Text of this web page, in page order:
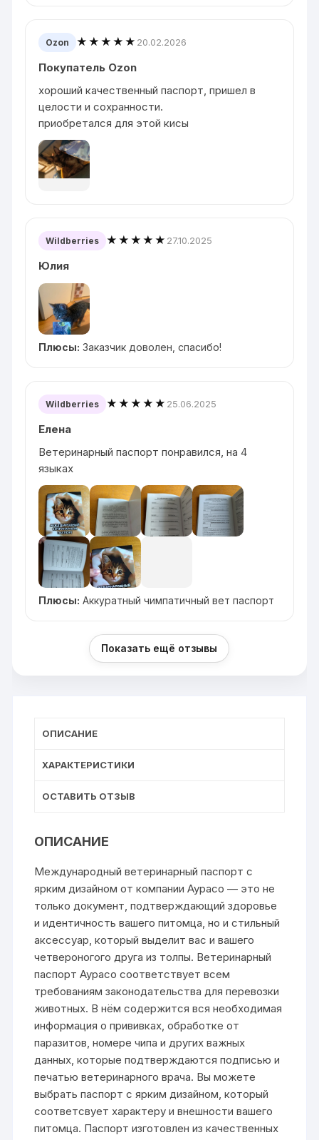
Ozon ★★★★★ 20.02.2026
Покупатель Ozon
хороший качественный паспорт, пришел в
целости и сохранности.
приобретался для этой кисы
Wildberries ★★★★★ 27.10.2025
Юлия
Плюсы: Заказчик доволен, спасибо!
Wildberries ★★★★★ 25.06.2025
Елена
Ветеринарный паспорт понравился, на 4
языках
Плюсы: Аккуратный чимпатичный вет паспорт
Показать ещё отзывы
ОПИСАНИЕ
ХАРАКТЕРИСТИКИ
ОСТАВИТЬ ОТЗЫВ
ОПИСАНИЕ
Международный ветеринарный паспорт с
ярким дизайном от компании Аурасо — это не
только документ, подтверждающий здоровье
и идентичность вашего питомца, но и стильный
аксессуар, который выделит вас и вашего
четвероногого друга из толпы. Ветеринарный
паспорт Аурасо соответствует всем
требованиям законодательства для перевозки
животных. В нём содержится вся необходимая
информация о прививках, обработке от
паразитов, номере чипа и других важных
данных, которые подтверждаются подписью и
печатью ветеринарного врача. Вы можете
выбрать паспорт с ярким дизайном, который
соответсвует характеру и внешности вашего
питомца. Паспорт изготовлен из качественных